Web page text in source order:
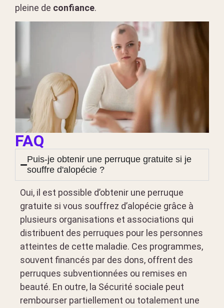
pleine de confiance.
FAQ
Puis-je obtenir une perruque gratuite si je
souffre d'alopécie ?
Oui, il est possible d’obtenir une perruque
gratuite si vous souffrez d’alopécie grâce à
plusieurs organisations et associations qui
distribuent des perruques pour les personnes
atteintes de cette maladie. Ces programmes,
souvent financés par des dons, offrent des
perruques subventionnées ou remises en
beauté. En outre, la Sécurité sociale peut
rembourser partiellement ou totalement une